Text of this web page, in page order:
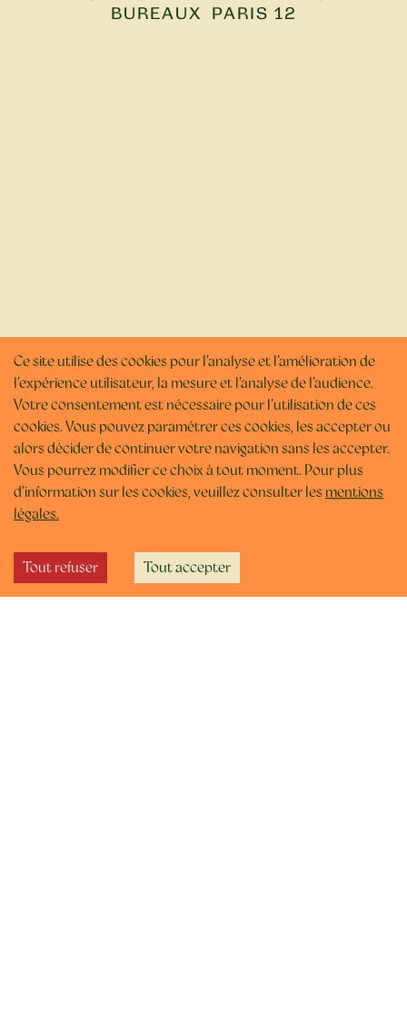
BUREAUX PARIS 12
Ce site utilise des cookies pour l’analyse et l’amélioration de
l’expérience utilisateur, la mesure et l’analyse de l’audience.
Votre consentement est nécessaire pour l’utilisation de ces
cookies. Vous pouvez paramétrer ces cookies, les accepter ou
alors décider de continuer votre navigation sans les accepter.
Vous pourrez modifier ce choix à tout moment. Pour plus
d’information sur les cookies, veuillez consulter les mentions
légales.
Tout refuser Tout accepter